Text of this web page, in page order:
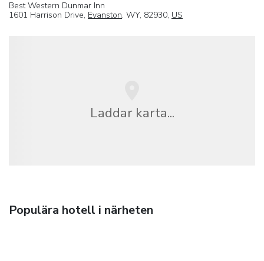
Best Western Dunmar Inn
1601 Harrison Drive, Evanston, WY, 82930, US
Laddar karta...
Populära hotell i närheten